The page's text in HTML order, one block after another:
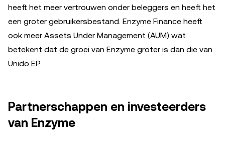
heeft het meer vertrouwen onder beleggers en heeft het
een groter gebruikersbestand. Enzyme Finance heeft
ook meer Assets Under Management (AUM) wat
betekent dat de groei van Enzyme groter is dan die van
Unido EP.
Partnerschappen en investeerders
van Enzyme